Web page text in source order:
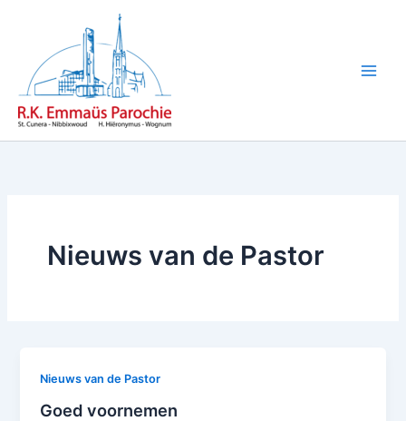
inhoud
Nieuws van de Pastor
Nieuws van de Pastor
Goed voornemen